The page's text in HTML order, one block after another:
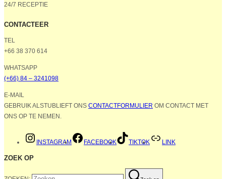
24/7 RECEPTIE
CONTACTEER
TEL
+66 38 370 614
WHATSAPP
(+66) 84 – 3241098
E-MAIL
GEBRUIK ALSTUBLIEFT ONS CONTACTFORMULIER OM CONTACT MET
ONS OP TE NEMEN.
INSTAGRAM FACEBOOK TIKTOK LINK
ZOEK OP